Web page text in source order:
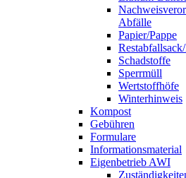
Abfälle
Papier/Pappe
Schadstoffe
Sperrmüll
Wertstoffhöfe
Winterhinweis
Kompost
Gebühren
Formulare
Informationsmaterial
Eigenbetrieb AWI